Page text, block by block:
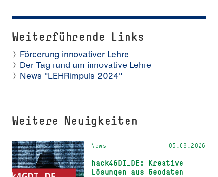
Weiterführende Links
Förderung innovativer Lehre
Der Tag rund um innovative Lehre
News "LEHRimpuls 2024"
Weitere Neuigkeiten
News 05.08.2026
hack4GDI_DE: Kreative
Lösungen aus Geodaten